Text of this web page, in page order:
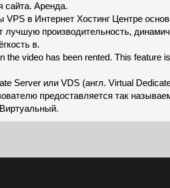
сайта. Аренда.
VPS в Интернет Хостинг Центре
лучшую производительность,
в.
the video has been rented. This feature
Server или VDS (англ. Virtual
предоставляется так